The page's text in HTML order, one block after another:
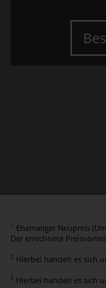
1 Ehemaliger Neupreis
Der errechnete
2 Hierbei handelt es sich
3 Hierbei handelt es sich